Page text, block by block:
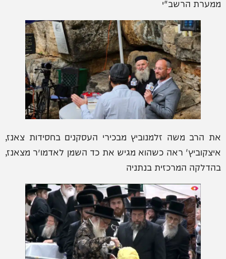
את הרב משה זלמנוביץ מבכירי העסקנים בחסידות צאנז,
איצקוביץ' ראה כשהוא מגיש את כד השמן לאדמו״ר מצאנז,
בהדלקה המרכזית בנתניה